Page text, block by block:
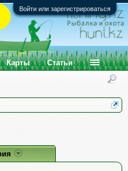
Войти или зарегистрироваться
Карты Статьи